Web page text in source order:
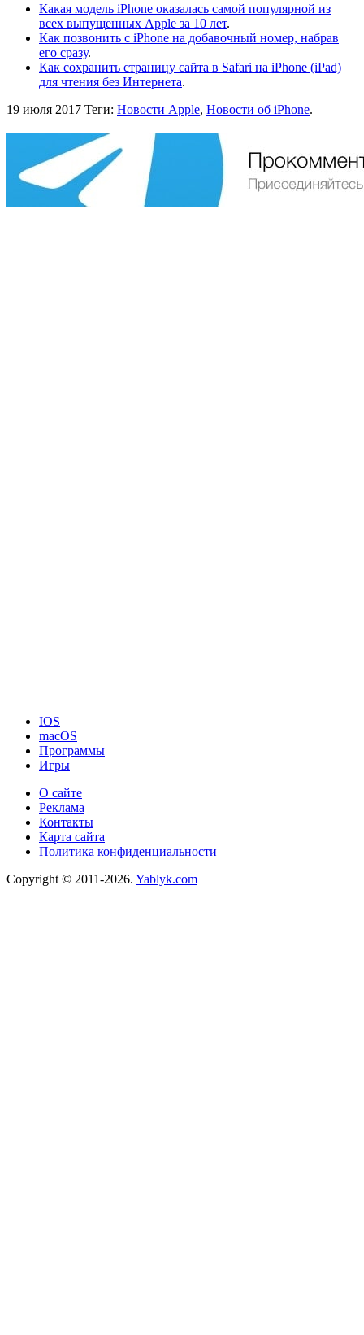
Какая модель iPhone оказалась самой популярной из
всех выпущенных Apple за 10 лет.
Как позвонить с iPhone на добавочный номер, набрав
его сразу.
Как сохранить страницу сайта в Safari на iPhone (iPad)
для чтения без Интернета.
19 июля 2017 Теги: Новости Apple, Новости об iPhone.
IOS
macOS
Программы
Игры
О сайте
Реклама
Контакты
Карта сайта
Политика конфиденциальности
Copyright © 2011-2026. Yablyk.сom